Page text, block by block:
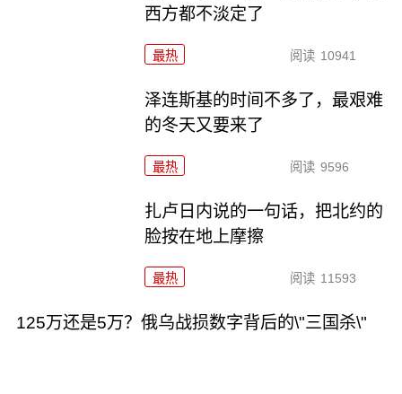
西方都不淡定了
最热 阅读 10941
泽连斯基的时间不多了，最艰难
的冬天又要来了
最热 阅读 9596
扎卢日内说的一句话，把北约的
脸按在地上摩擦
最热 阅读 11593
125万还是5万？俄乌战损数字背后的\"三国杀\"